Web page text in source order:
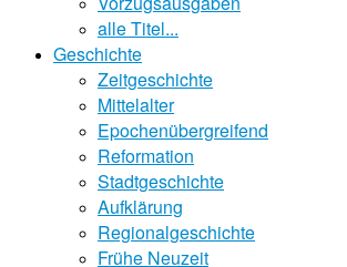
alle Titel...
Geschichte
Zeitgeschichte
Mittelalter
Epochenübergreifend
Reformation
Stadtgeschichte
Aufklärung
Regionalgeschichte
Frühe Neuzeit